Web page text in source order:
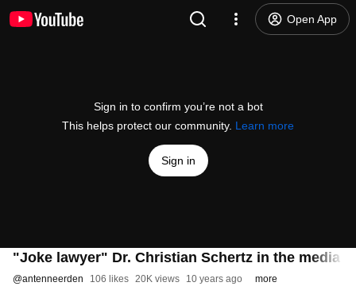
Open App
Sign in to confirm you’re not a bot
This helps protect our community. Learn more
Sign in
"Joke lawyer" Dr. Christian Schertz in the media
@antenneerden 106 likes 20K views 10 years ago more